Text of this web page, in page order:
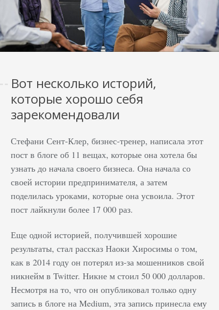
Вот несколько историй,
которые хорошо себя
зарекомендовали
Стефани Сент-Клер, бизнес-тренер, написала этот
пост в блоге об 11 вещах, которые она хотела бы
узнать до начала своего бизнеса. Она начала со
своей истории предпринимателя, а затем
поделилась уроками, которые она усвоила. Этот
пост лайкнули более 17 000 раз.
Еще одной историей, получившей хорошие
результаты, стал рассказ Наоки Хиросимы о том,
как в 2014 году он потерял из-за мошенников свой
никнейм в Twitter. Никне м стоил 50 000 долларов.
Несмотря на то, что он опубликовал только одну
запись в блоге на Medium, эта запись принесла ему